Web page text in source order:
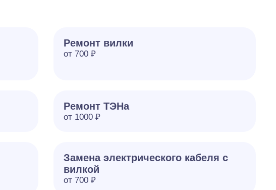
Ремонт вилки
от 700 ₽
Ремонт ТЭНа
от 1000 ₽
Замена электрического кабеля с
вилкой
от 700 ₽